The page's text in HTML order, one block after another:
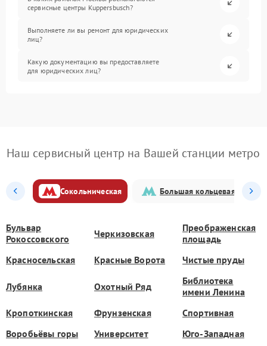
сервисные центры Kuppersbusch?
Выполняете ли вы ремонт для юридических
лиц?
Какую документацию вы предоставляете
для юридических лиц?
Наш сервисный центр на Вашей станции метро
Сокольническая Большая кольцевая
Бульвар
Рокоссовского
Черкизовская
Преображенская
площадь
Красносельская
Красные Ворота Чистые пруды
Лубянка Охотный Ряд
Библиотека
имени Ленина
Кропоткинская
Фрунзенская
Спортивная
Воробьёвы горы
Университет Юго-Западная